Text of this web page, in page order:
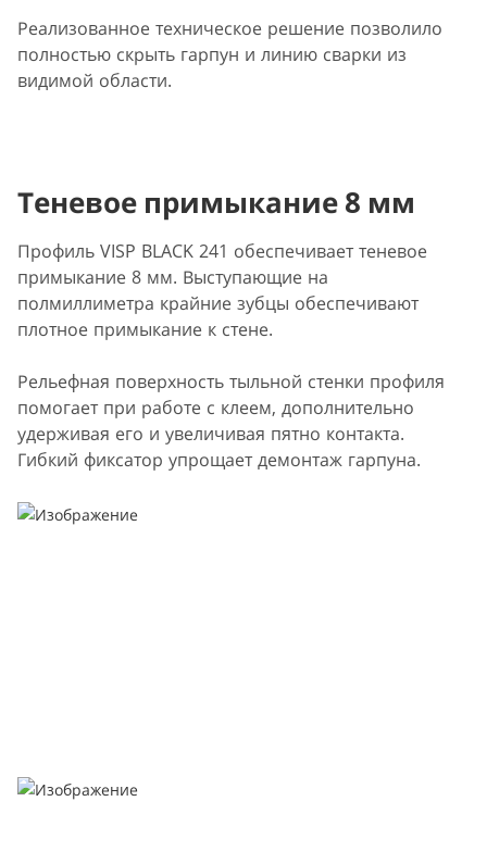
Реализованное техническое решение позволило
полностью скрыть гарпун и линию сварки из
видимой области.
Теневое примыкание 8 мм
Профиль VISP BLACK 241 обеспечивает теневое
примыкание 8 мм. Выступающие на
полмиллиметра крайние зубцы обеспечивают
плотное примыкание к стене.
Рельефная поверхность тыльной стенки профиля
помогает при работе с клеем, дополнительно
удерживая его и увеличивая пятно контакта.
Гибкий фиксатор упрощает демонтаж гарпуна.